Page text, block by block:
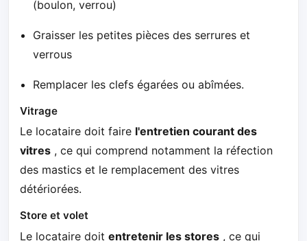
(boulon, verrou)
Graisser les petites pièces des serrures et
verrous
Remplacer les clefs égarées ou abîmées.
Vitrage
Le locataire doit faire l'entretien courant des
vitres , ce qui comprend notamment la réfection
des mastics et le remplacement des vitres
détériorées.
Store et volet
Le locataire doit entretenir les stores , ce qui